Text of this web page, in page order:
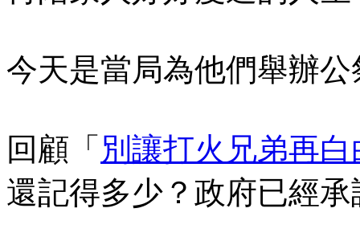
今天是當局為他們舉辦
回顧「 別讓打火兄弟再
還記得多少？政府已經